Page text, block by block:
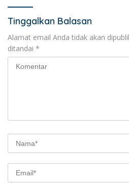
Tinggalkan Balasan
Alamat email Anda tidak akan
ditandai *